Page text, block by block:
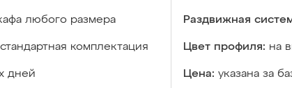
любого размера Раздвижная
стандартная комплектация Цвет профиля: на
дней Цена: указана за